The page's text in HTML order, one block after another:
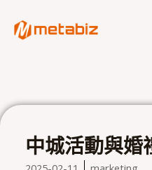
中城活動與婚